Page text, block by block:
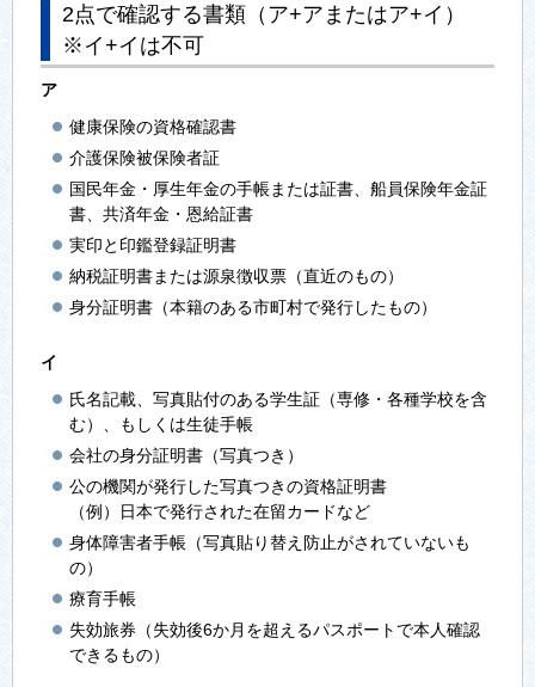
2点で確認する書類（ア+アまたはア+イ）
※イ+イは不可
ア
健康保険の資格確認書
介護保険被保険者証
国民年金・厚生年金の手帳または証書、船員保険年金証
書、共済年金・恩給証書
実印と印鑑登録証明書
納税証明書または源泉徴収票（直近のもの）
身分証明書（本籍のある市町村で発行したもの）
イ
氏名記載、写真貼付のある学生証（専修・各種学校を含
む）、もしくは生徒手帳
会社の身分証明書（写真つき）
公の機関が発行した写真つきの資格証明書
（例）日本で発行された在留カードなど
身体障害者手帳（写真貼り替え防止がされていないも
の）
療育手帳
失効旅券（失効後6か月を超えるパスポートで本人確認
できるもの）